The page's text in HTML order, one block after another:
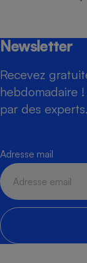
Newsletter
Recevez
hebdomadaire
par des experts.
Adresse mail